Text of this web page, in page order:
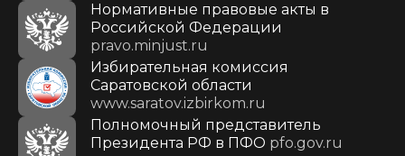
Нормативные правовые акты в
Российской Федерации
pravo.minjust.ru
Избирательная комиссия
Саратовской области
www.saratov.izbirkom.ru
Полномочный представитель
Президента РФ в ПФО pfo.gov.ru